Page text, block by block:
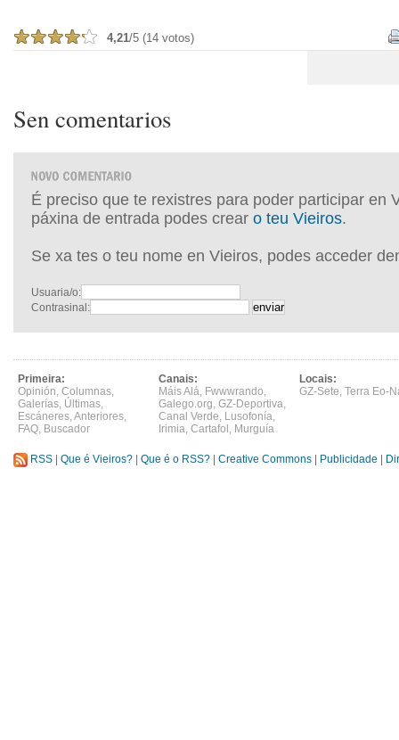
4,21/5 (14 votos)
Sen comentarios
É preciso que te rexistres para poder participar en
páxina de entrada podes crear o teu Vieiros.
Se xa tes o teu nome en Vieiros, podes acceder
Usuaria/o:
Contrasinal:
Primeira:
Opinión, Columnas,
Galerías, Últimas,
Escáneres,Anteriores,
FAQ, Buscador
Canais:
Máis Alá, Fwwwrando,
Galego.org, GZ-Deportiva,
Canal Verde, Lusofonía,
Irimia, Cartafol , Murguía
Locais:
GZ-Sete, Terra Eo-
RSS Que é Vieiros? Que é o RSS? Creative Commons Publicidade